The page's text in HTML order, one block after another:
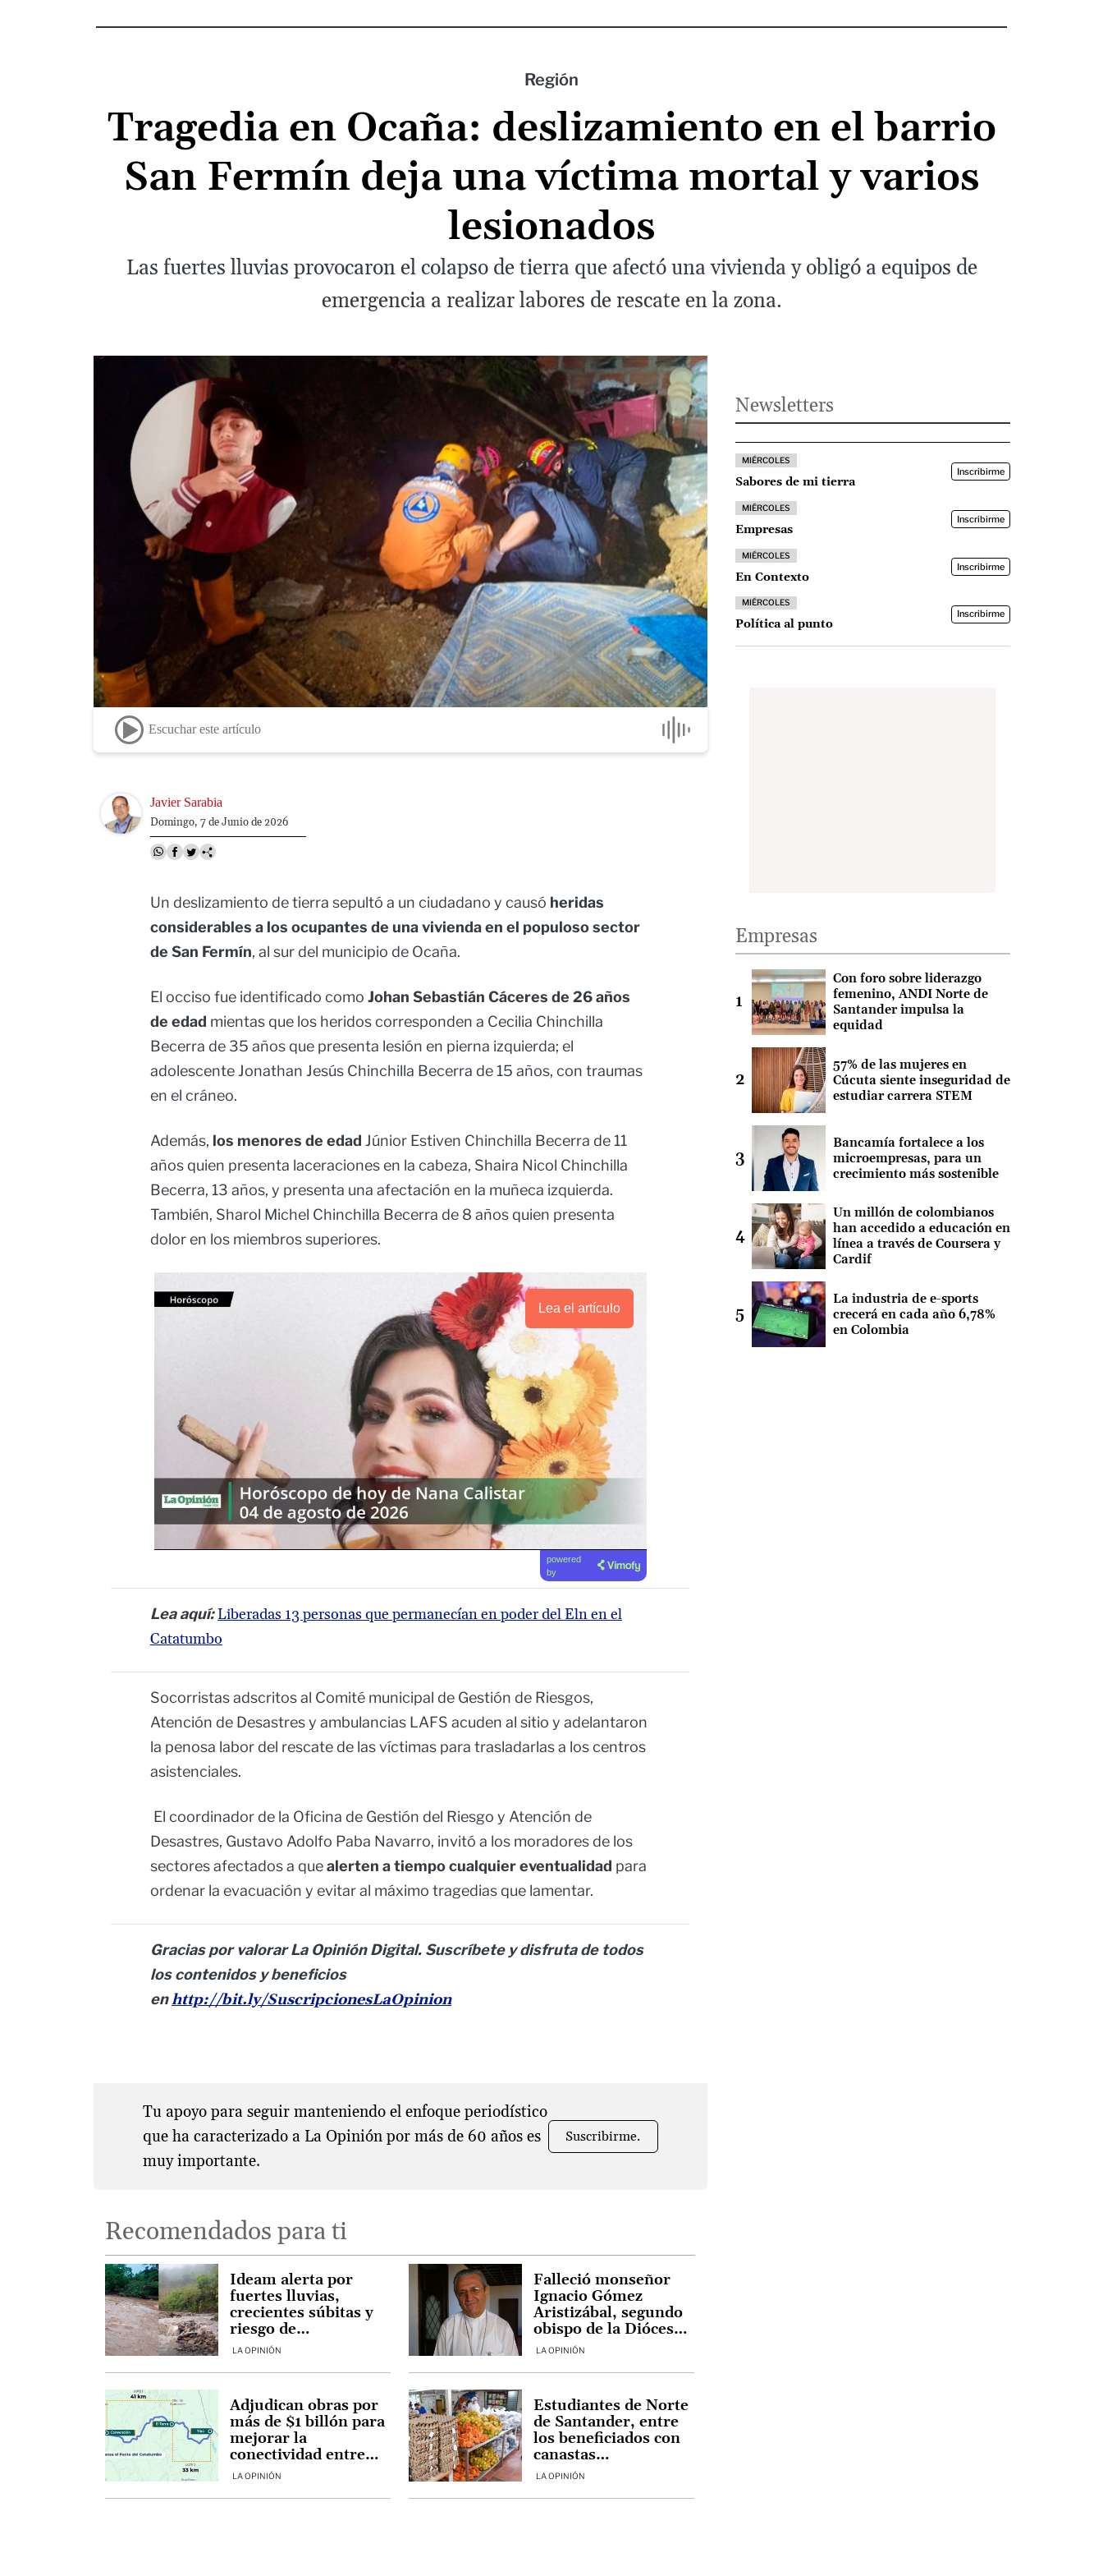
Región
Tragedia en Ocaña: deslizamiento en el barrio
San Fermín deja una víctima mortal y varios
lesionados
Las fuertes lluvias provocaron el colapso de tierra que afectó una vivienda y obligó a equipos de
emergencia a realizar labores de rescate en la zona.
Escuchar este artículo
Image Javier Sarabia
Domingo, 7 de Junio de 2026
Un deslizamiento de tierra sepultó a un ciudadano y causó heridas
considerables a los ocupantes de una vivienda en el populoso sector
de San Fermín, al sur del municipio de Ocaña.
El occiso fue identificado como Johan Sebastián Cáceres de 26 años
de edad mientas que los heridos corresponden a Cecilia Chinchilla
Becerra de 35 años que presenta lesión en pierna izquierda; el
adolescente Jonathan Jesús Chinchilla Becerra de 15 años, con traumas
en el cráneo.
Además, los menores de edad Júnior Estiven Chinchilla Becerra de 11
años quien presenta laceraciones en la cabeza, Shaira Nicol Chinchilla
Becerra, 13 años, y presenta una afectación en la muñeca izquierda.
También, Sharol Michel Chinchilla Becerra de 8 años quien presenta
dolor en los miembros superiores.
Lea el artículo
powered
by
Lea aquí:Liberadas 13 personas que permanecían en poder del Eln en el
Catatumbo
Socorristas adscritos al Comité municipal de Gestión de Riesgos,
Atención de Desastres y ambulancias LAFS acuden al sitio y adelantaron
la penosa labor del rescate de las víctimas para trasladarlas a los centros
asistenciales.
El coordinador de la Oficina de Gestión del Riesgo y Atención de
Desastres, Gustavo Adolfo Paba Navarro, invitó a los moradores de los
sectores afectados a quealerten a tiempo cualquier eventualidad para
ordenar la evacuación y evitar al máximo tragedias que lamentar.
Gracias por valorar La Opinión Digital. Suscríbete y disfruta de todos
los contenidos y beneficios
enhttp://bit.ly/SuscripcionesLaOpinion
Tu apoyo para seguir manteniendo el enfoque periodístico
que ha caracterizado a La Opinión por más de 60 años es
muy importante.
Suscribirme.
Recomendados para ti
LA OPINIÓN
Ideam alerta por
fuertes lluvias,
crecientes súbitas y
riesgo de
deslizamientos en
LA OPINIÓN
Falleció monseñor
Ignacio Gómez
Aristizábal, segundo
obispo de la Diócesis
de Ocaña
LA OPINIÓN
Adjudican obras por
más de $1 billón para
mejorar la
conectividad entre
Norte de Santander y
LA OPINIÓN
Estudiantes de Norte
de Santander, entre
los beneficiados con
canastas
alimentarias del PAE
Newsletters
MIÉRCOLES
Sabores de mi tierra
Inscribirme
MIÉRCOLES
Empresas
Inscribirme
MIÉRCOLES
En Contexto
Inscribirme
MIÉRCOLES
Política al punto
Inscribirme
Empresas
Con foro sobre liderazgo
femenino, ANDI Norte de
Santander impulsa la
equidad
57% de las mujeres en
Cúcuta siente inseguridad de
estudiar carrera STEM
Bancamía fortalece a los
microempresas, para un
crecimiento más sostenible
Un millón de colombianos
han accedido a educación en
línea a través de Coursera y
Cardif
La industria de e-sports
crecerá en cada año 6,78%
en Colombia